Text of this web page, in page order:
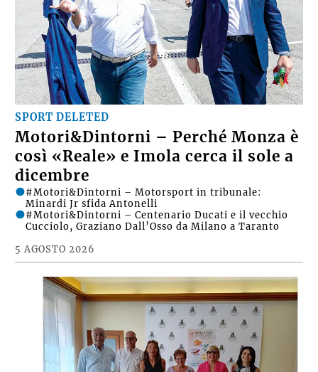
SPORT DELETED
Motori&Dintorni – Perché Monza è
così «Reale» e Imola cerca il sole a
dicembre
5 AGOSTO 2026
#Motori&Dintorni – Motorsport in tribunale:
Minardi Jr sfida Antonelli
#Motori&Dintorni – Centenario Ducati e il vecchio
Cucciolo, Graziano Dall’Osso da Milano a Taranto